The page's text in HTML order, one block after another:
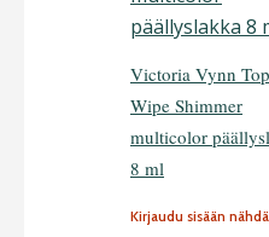
Victoria Vynn
Wipe Shimmer
multicolor
8 ml
Kirjaudu sisään